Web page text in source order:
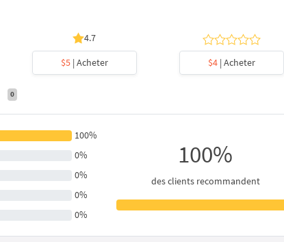
4.7
$5| Acheter $4| Acheter
0
100%
0%
0%
0%
0%
100%
des clients recommandent